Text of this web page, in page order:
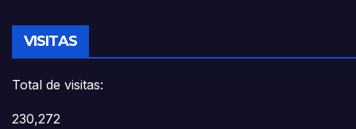
VISITAS
Total de visitas:
230,272